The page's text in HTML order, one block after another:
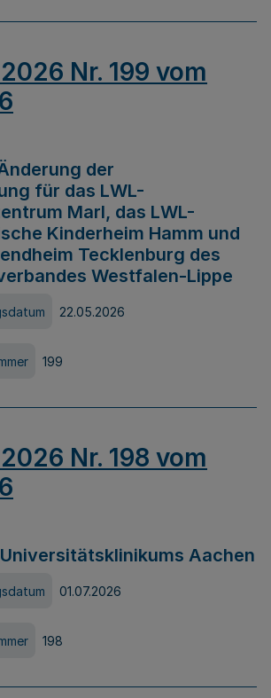
Nr. 199 vom
der
für das LWL-
Marl, das LWL-
Kinderheim Hamm und
Tecklenburg des
Westfalen-Lippe
22.05.2026
199
Nr. 198 vom
Aachen
01.07.2026
198